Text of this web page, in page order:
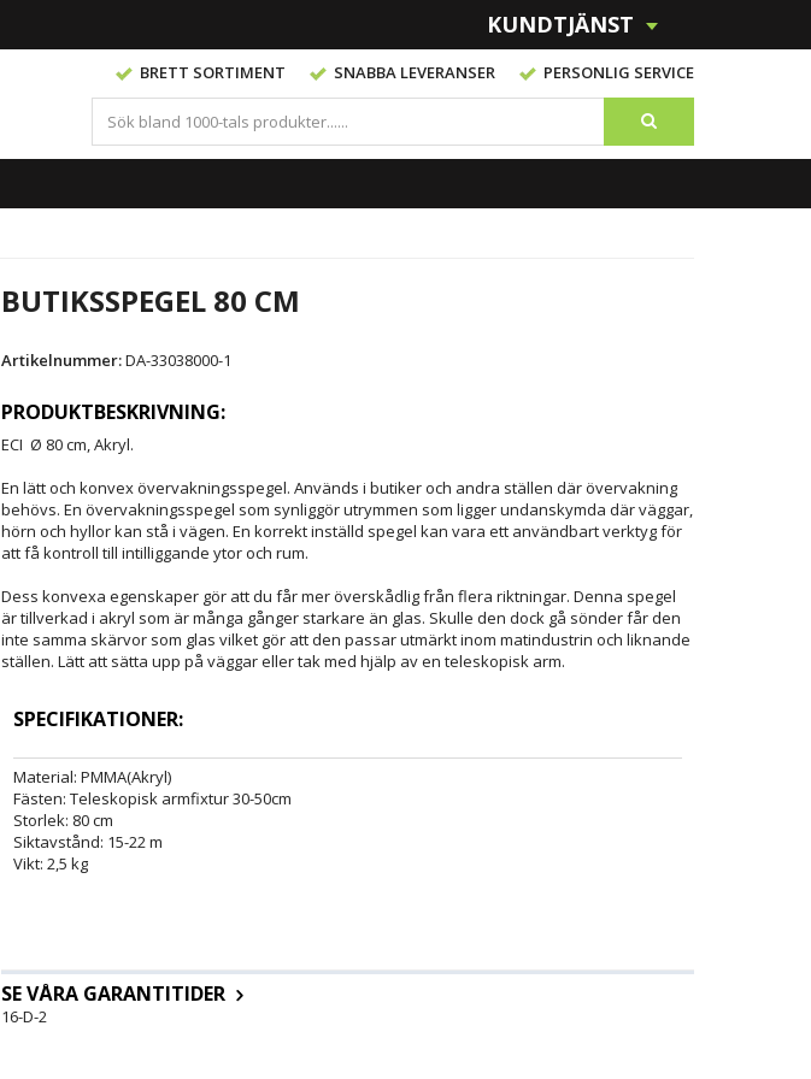
KUNDTJÄNST
BRETT SORTIMENT SNABBA LEVERANSER PERSONLIG SERVICE
BUTIKSSPEGEL 80 CM
Artikelnummer:DA-33038000-1
PRODUKTBESKRIVNING:
ECI Ø 80 cm, Akryl.
En lätt och konvex övervakningsspegel. Används i butiker och andra ställen där övervakning
behövs. En övervakningsspegel som synliggör utrymmen som ligger undanskymda där väggar,
hörn och hyllor kan stå i vägen. En korrekt inställd spegel kan vara ett användbart verktyg för
att få kontroll till intilliggande ytor och rum.
Dess konvexa egenskaper gör att du får mer överskådlig från flera riktningar. Denna spegel
är tillverkad i akryl som är många gånger starkare än glas. Skulle den dock gå sönder får den
inte samma skärvor som glas vilket gör att den passar utmärkt inom matindustrin och liknande
ställen. Lätt att sätta upp på väggar eller tak med hjälp av en teleskopisk arm.
SPECIFIKATIONER:
Material: PMMA(Akryl)
Fästen: Teleskopisk armfixtur 30-50cm
Storlek: 80 cm
Siktavstånd: 15-22 m
​Vikt: 2,5 kg
SE VÅRA GARANTITIDER
16-D-2